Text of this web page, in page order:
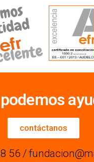
contáctanos
56 /